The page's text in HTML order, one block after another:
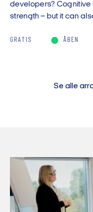
developers?
strength – but it can
GRATIS ÅBEN
Se alle